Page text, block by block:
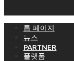
톱 페이지
뉴스
PARTNER
플랫폼